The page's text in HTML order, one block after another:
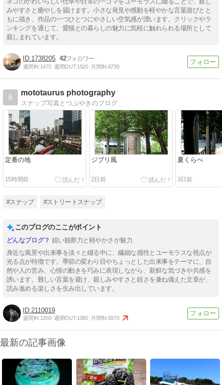
みやすさと癒やしを届けます。小さな発見や感動を軽やかな言葉遊びとと
もに描き、作品の一つひとつにやさしい空気感が漂います。クリックやラ
ンキングを通じて、愛猫との暮らしの魅力に気軽に触れられる場所として
親しまれています。
1738205 42
週間IN:1470 週間OUT:1520 月間IN:6730
6
mototaurus photography
スナップ写真とつぶやきのブログ
定番の地
15時間前
ジブリ風
2日前
夏くらべ
3日前
#スナップ #ストリートスナップ
このブログのここがポイント
鋭い観察力と軽やかさが魅力
身近な風景や出来事を淡々と綴る中に、繊細な感性とユーモラスな視点が
光る点が特徴です。季節の変わり目やちょっとした出来事をテーマに、自
然や人の営み、心情の動きを巧みに表現しながら、新鮮な気づきや共感を
誘います。難しい言葉を避け、親しみやすさと鋭さを兼ね備えた文章が、
読み進める楽しさを生み出しています。
2110019
週間IN:1350 週間OUT:1080 月間IN:5970
最新の記事画像